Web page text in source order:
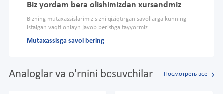
Biz yordam bera olishimizdan xursandmiz
Bizning mutaxassislarimiz sizni qiziqtirgan savollarga kunning
istalgan vaqti onlayn javob berishga tayyormiz.
Mutaxassisga savol bering
Analoglar va o'rnini bosuvchilar Посмотреть все